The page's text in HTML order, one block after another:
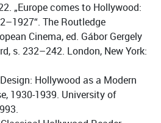
„Europe comes to Hollywood:
The Routledge
Cinema, ed. Gábor Gergely
s. 232–242. London, New York:
Hollywood as a Modern
1930-1939. University of